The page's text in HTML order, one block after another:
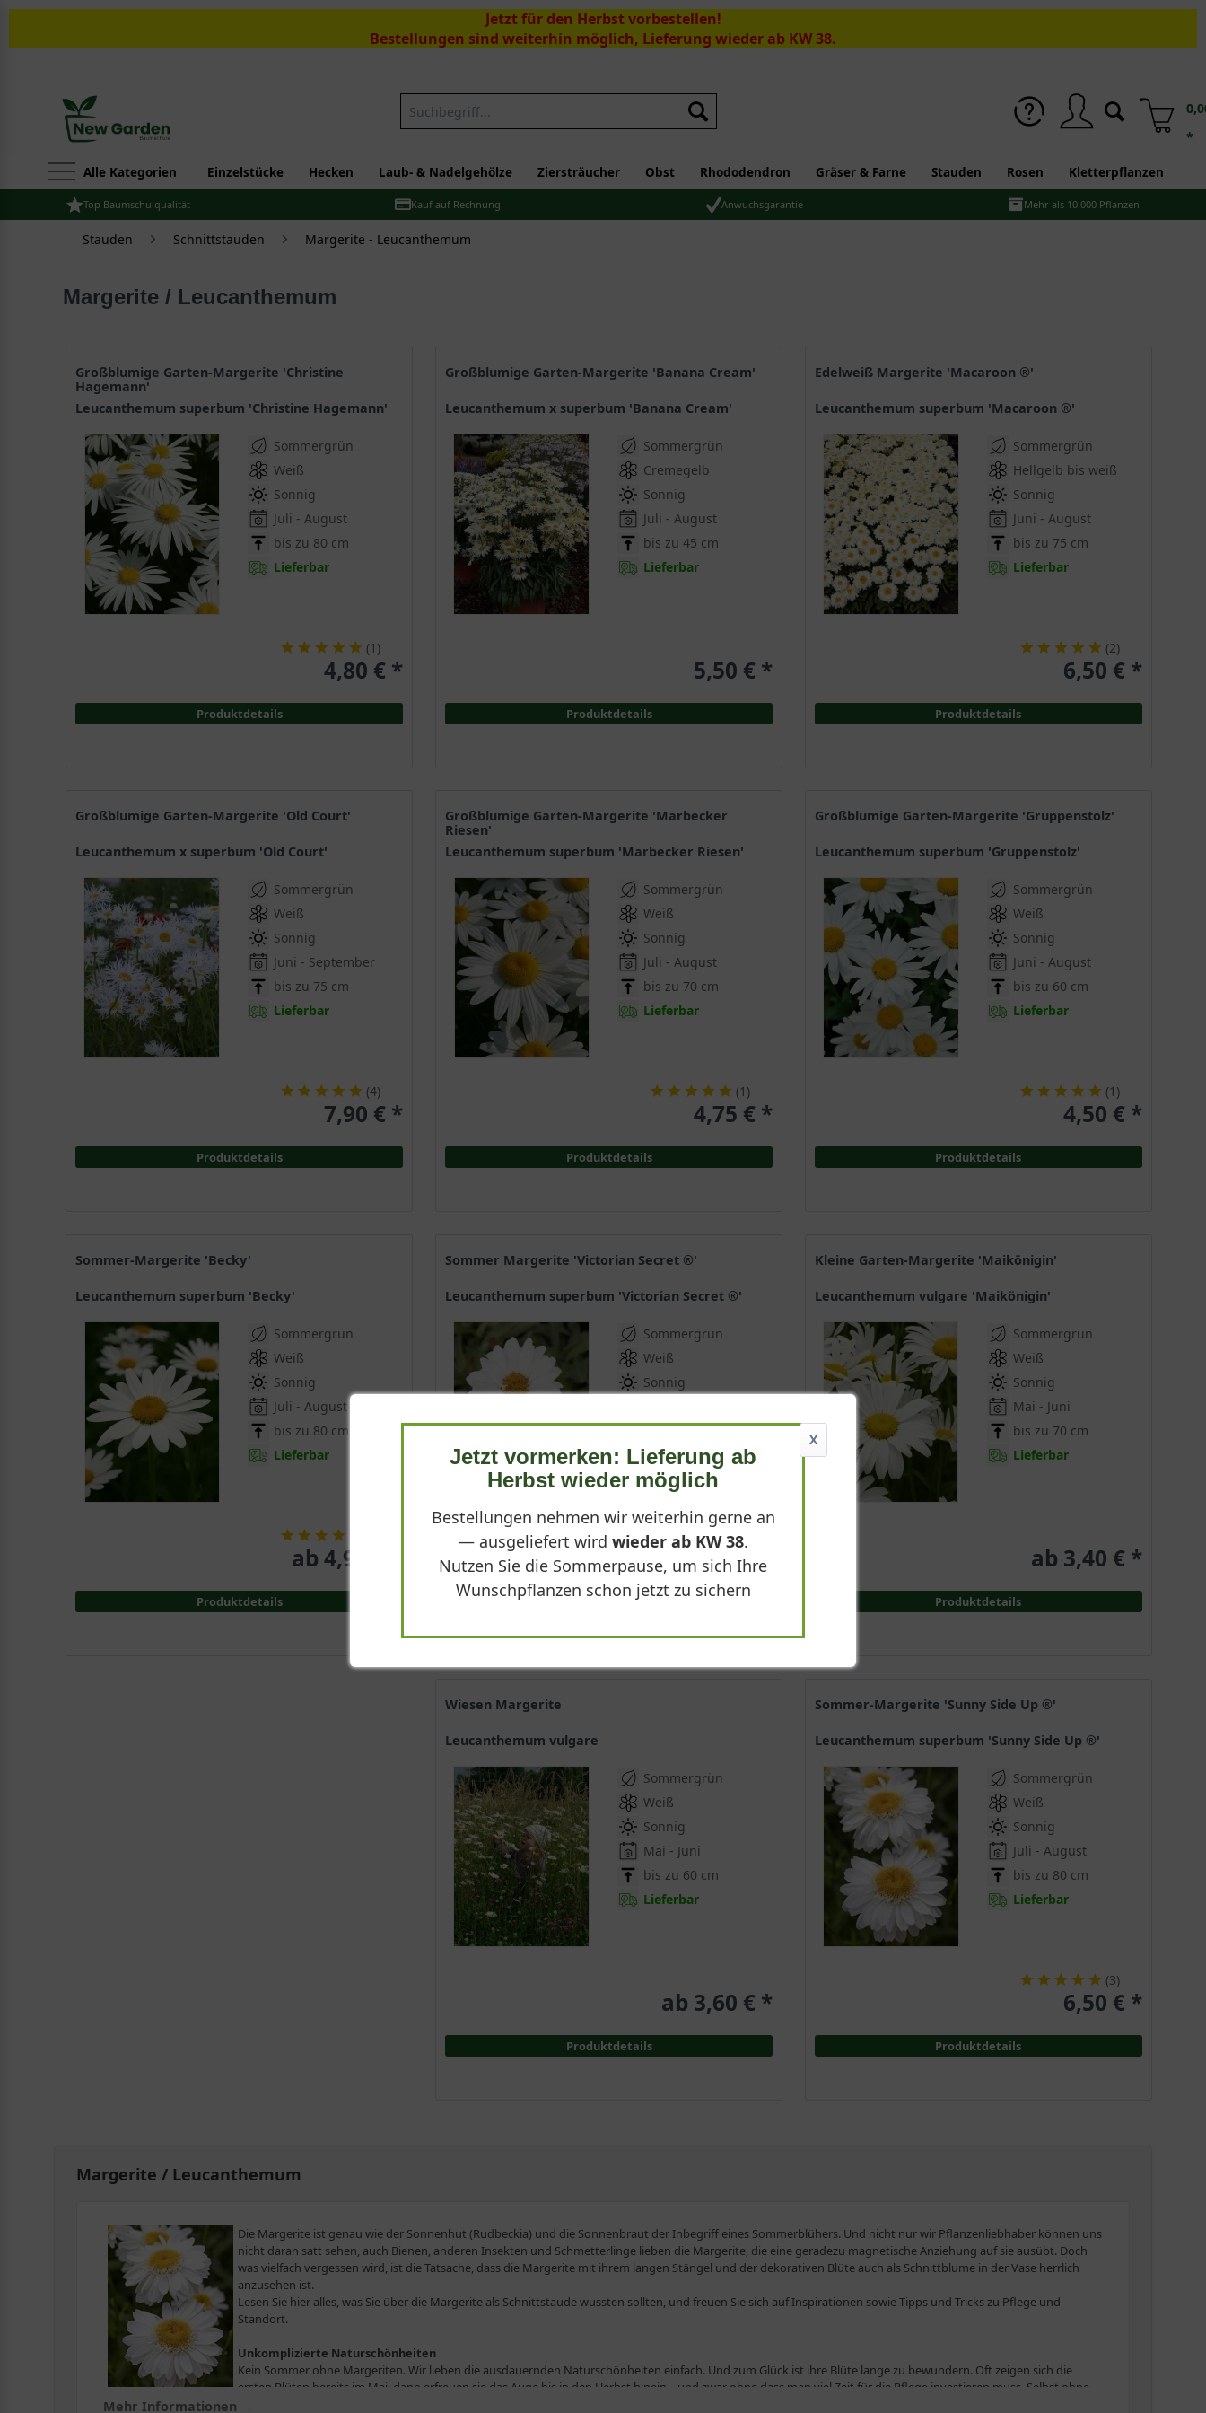
Jetzt für den Herbst vorbestellen!
Bestellungen sind weiterhin möglich, Lieferung wieder ab KW 38.
Suchen
*
Alle Kategorien Einzelstücke Hecken Laub- & Nadelgehölze Ziersträucher Obst Rhododendron Gräser & Farne Stauden Rosen Kletterpflanzen
Top Baumschulqualität Kauf auf Rechnung Anwuchsgarantie Mehr als 10.000 Pflanzen
Stauden Schnittstauden Margerite - Leucanthemum
Margerite / Leucanthemum
Edelweiß Margerite 'Macaroon ®'
Leucanthemum superbum 'Macaroon ®'
Sommergrün
Hellgelb bis weiß
Sonnig
Juni - August
bis zu 75 cm
Lieferbar
(2)
6,50 € *
Produktdetails
Großblumige Garten-Margerite 'Banana Cream'
Leucanthemum x superbum 'Banana Cream'
Sommergrün
Cremegelb
Sonnig
Juli - August
bis zu 45 cm
Lieferbar
5,50 € *
Produktdetails
Großblumige Garten-Margerite 'Christine
Hagemann'
Leucanthemum superbum 'Christine Hagemann'
Sommergrün
Weiß
Sonnig
Juli - August
bis zu 80 cm
Lieferbar
(1 )
4,80 € *
Produktdetails
Großblumige Garten-Margerite 'Gruppenstolz'
Leucanthemum superbum 'Gruppenstolz'
Sommergrün
Weiß
Sonnig
Juni - August
bis zu 60 cm
Lieferbar
(1 )
4,50 € *
Produktdetails
Großblumige Garten-Margerite 'Marbecker
Riesen'
Leucanthemum superbum 'Marbecker Riesen'
Sommergrün
Weiß
Sonnig
Juli - August
bis zu 70 cm
Lieferbar
(1 )
4,75 € *
Produktdetails
Großblumige Garten-Margerite 'Old Court'
Leucanthemum x superbum 'Old Court'
Sommergrün
Weiß
Sonnig
Juni - September
bis zu 75 cm
Lieferbar
(4)
7,90 € *
Produktdetails
Kleine Garten-Margerite 'Maikönigin'
Leucanthemum vulgare 'Maikönigin'
Sommergrün
Weiß
Sonnig
Mai - Juni
bis zu 70 cm
Lieferbar
ab 3,40 € *
Produktdetails
Sommer Margerite 'Victorian Secret ®'
Leucanthemum superbum 'Victorian Secret ®'
Sommergrün
Weiß
Sonnig
60 - 90 cm
Lieferbar
ab 6,40 € *
Produktdetails
Sommer-Margerite 'Becky'
Leucanthemum superbum 'Becky'
Sommergrün
Weiß
Sonnig
Juli - August
bis zu 80 cm
Lieferbar
ab 4,95 € *
Produktdetails
Sommer-Margerite 'Sunny Side Up ®'
Leucanthemum superbum 'Sunny Side Up ®'
Sommergrün
Weiß
Sonnig
Juli - August
bis zu 80 cm
Lieferbar
(3)
6,50 € *
Produktdetails
Wiesen Margerite
Leucanthemum vulgare
Sommergrün
Weiß
Sonnig
Mai - Juni
bis zu 60 cm
Lieferbar
ab 3,60 € *
Produktdetails
Margerite / Leucanthemum
Die Margerite ist genau wie der Sonnenhut (Rudbeckia) und die Sonnenbraut der Inbegriff eines Sommerblühers. Und nicht nur wir Pflanzenliebhaber können uns
nicht daran satt sehen, auch Bienen, anderen Insekten und Schmetterlinge lieben die Margerite, die eine geradezu magnetische Anziehung auf sie ausübt. Doch
was vielfach vergessen wird, ist die Tatsache, dass die Margerite mit ihrem langen Stängel und der dekorativen Blüte auch als Schnittblume in der Vase herrlich
anzusehen ist.
Lesen Sie hier alles, was Sie über die Margerite als Schnittstaude wussten sollten, und freuen Sie sich auf Inspirationen sowie Tipps und Tricks zu Pflege und
Standort.
Unkomplizierte Naturschönheiten
Kein Sommer ohne Margeriten. Wir lieben die ausdauernden Naturschönheiten einfach. Und zum Glück ist ihre Blüte lange zu bewundern. Oft zeigen sich die
ersten Blüten bereits im Mai, dann erfreuen sie das Auge bis in den Herbst hinein – und zwar ohne dass man viel Zeit für die Pflege investieren muss. Selbst ohne
grünen Daumen ist die Kultivierung möglich. Damit die Margerite sich wohlfühlt, genügt es, sie ab und zu mit etwas Dünger zu versorgen und gelegentlich zurückzuschneiden. Ratsam ist
Mehr Informationen →
X
Jetzt vormerken: Lieferung ab
Herbst wieder möglich
Bestellungen nehmen wir weiterhin gerne an
— ausgeliefert wird wieder ab KW 38.
Nutzen Sie die Sommerpause, um sich Ihre
Wunschpflanzen schon jetzt zu sichern